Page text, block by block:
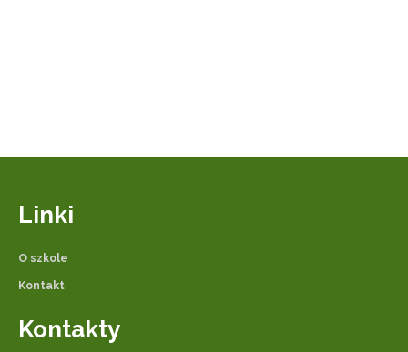
Linki
O szkole
Kontakt
Kontakty